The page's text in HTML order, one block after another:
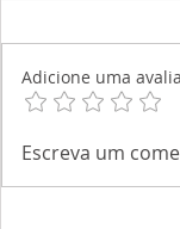
Adicione uma
Escreva um